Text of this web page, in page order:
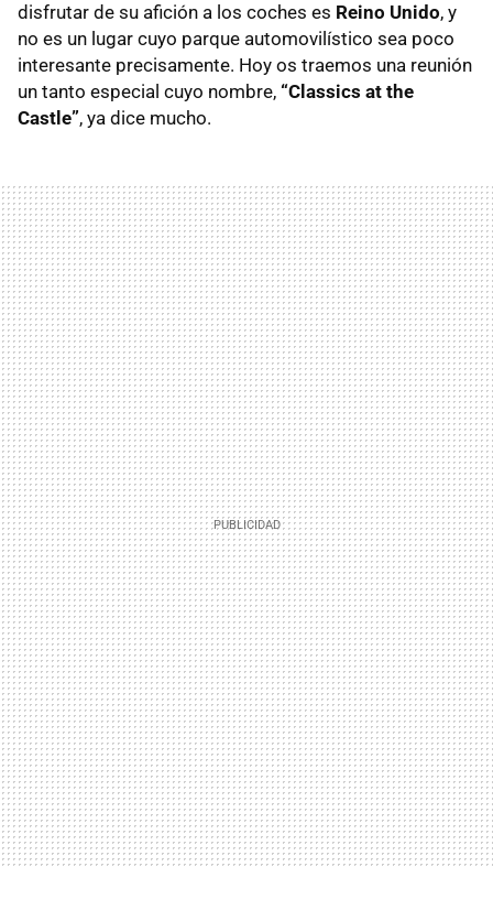
disfrutar de su afición a los coches es Reino Unido, y
no es un lugar cuyo parque automovilístico sea poco
interesante precisamente. Hoy os traemos una reunión
un tanto especial cuyo nombre, “Classics at the
Castle”, ya dice mucho.